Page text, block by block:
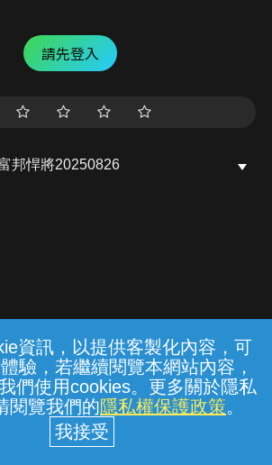
資訊，以提供客製化內容，可
驗，若繼續閱覽本網站內容，
們使用cookies。更多關於隱私
閱覽我們的隱私權保護政策。
請先登入
邦悍將20250826
客服 服務條款 隱私權保護
份有限公司個人家庭分公司
編號：96979949) © 2026
{{notifyMsg}}